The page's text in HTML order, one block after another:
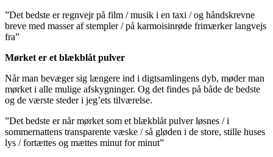
”Det bedste er regnvejr på film / musik i en taxi / og håndskrevne
breve med masser af stempler / på karmoisinrøde frimærker langvejs
fra”
Mørket er et blækblåt pulver
Når man bevæger sig længere ind i digtsamlingens dyb, møder man
mørket i alle mulige afskygninger. Og det findes på både de bedste
og de værste steder i jeg’ets tilværelse.
”Det bedste er når mørket som et blækblåt pulver løsnes / i
sommernattens transparente væske / så gløden i de store, stille huses
lys / fortættes og mættes minut for minut”